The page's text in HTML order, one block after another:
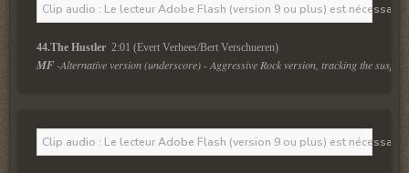
Clip audio : Le lecteur Adobe Flash (version 9 ou plus) est
44.The Hustler 2:01 (Evert Verhees/Bert Verschueren)
MF -Alternative version (underscore) - Aggressive Rock version, tracking the
Clip audio : Le lecteur Adobe Flash (version 9 ou plus) est